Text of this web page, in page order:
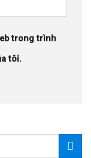
trong trình
tôi.